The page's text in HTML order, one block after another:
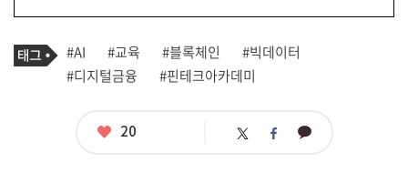
기
사
관
련
태
그
#AI #교육 #블록체인
#빅데이터
#디지털금융
#핀테크아카데미
좋
20 트 페 카